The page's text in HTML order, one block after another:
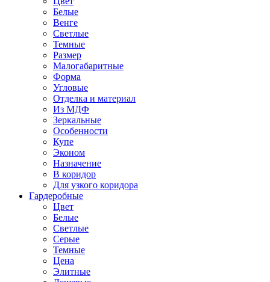
Белые
Венге
Светлые
Темные
Размер
Малогабаритные
Форма
Угловые
Отделка и материал
Из МДФ
Зеркальные
Особенности
Купе
Эконом
Назначение
В коридор
Для узкого коридора
Гардеробные
Цвет
Белые
Светлые
Серые
Темные
Цена
Элитные